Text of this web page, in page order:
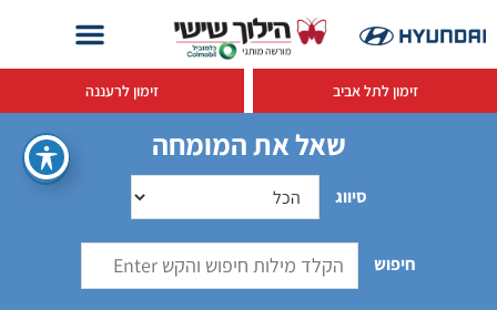
זימון לתל אביב זימון לרעננה
שאל את המומחה
סיווג
חיפוש